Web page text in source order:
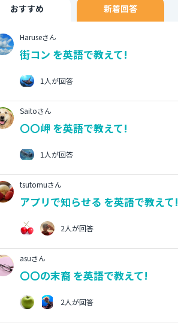
おすすめ 新着回答
Haruseさん
街コン を英語で教えて!
1人が回答
Saitoさん
〇〇岬 を英語で教えて!
1人が回答
tsutomuさん
アプリで知らせる を英語で教えて!
2人が回答
asuさん
〇〇の末裔 を英語で教えて!
2人が回答